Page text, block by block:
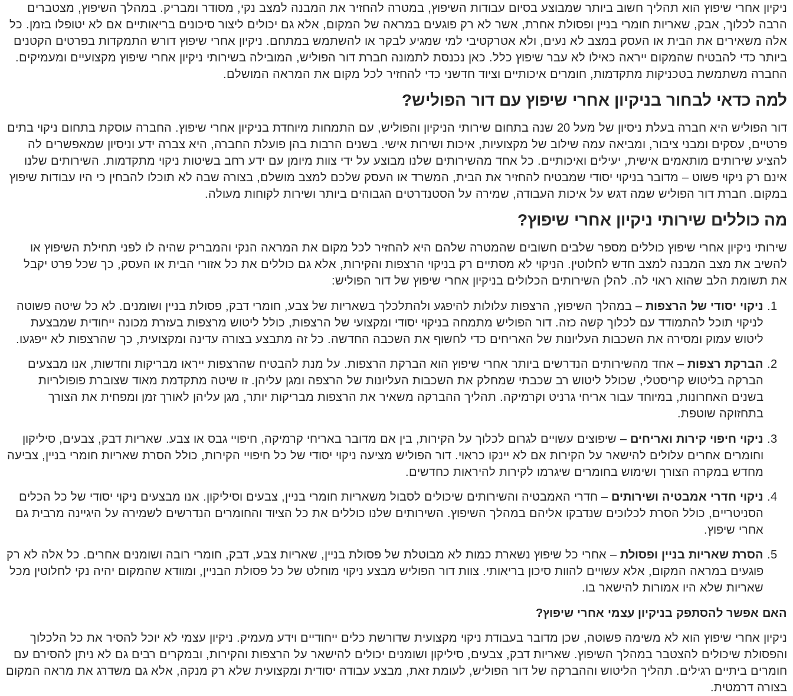
ניקיון אחרי שיפוץ הוא תהליך חשוב ביותר שמבוצע בסיום עבודות השיפוץ, במטרה להחזיר את המבנה למצב נקי, מסודר ומבריק. במהלך השיפוץ, מצטברים
הרבה לכלוך, אבק, שאריות חומרי בניין ופסולת אחרת, אשר לא רק פוגעים במראה של המקום, אלא גם יכולים ליצור סיכונים בריאותיים אם לא יטופלו בזמן. כל
אלה משאירים את הבית או העסק במצב לא נעים, ולא אטרקטיבי למי שמגיע לבקר או להשתמש במתחם. ניקיון אחרי שיפוץ דורש התמקדות בפרטים הקטנים
ביותר כדי להבטיח שהמקום ייראה כאילו לא עבר שיפוץ כלל. כאן נכנסת לתמונה חברת דור הפוליש, המובילה בשירותי ניקיון אחרי שיפוץ מקצועיים ומעמיקים.
החברה משתמשת בטכניקות מתקדמות, חומרים איכותיים וציוד חדשני כדי להחזיר לכל מקום את המראה המושלם.
למה כדאי לבחור בניקיון אחרי שיפוץ עם דור הפוליש?
דור הפוליש היא חברה בעלת ניסיון של מעל 20 שנה בתחום שירותי הניקיון והפוליש, עם התמחות מיוחדת בניקיון אחרי שיפוץ. החברה עוסקת בתחום ניקוי בתים
פרטיים, עסקים ומבני ציבור, ומביאה עמה שילוב של מקצועיות, איכות ושירות אישי. בשנים הרבות בהן פועלת החברה, היא צברה ידע וניסיון שמאפשרים לה
להציע שירותים מותאמים אישית, יעילים ואיכותיים. כל אחד מהשירותים שלנו מבוצע על ידי צוות מיומן עם ידע רחב בשיטות ניקוי מתקדמות. השירותים שלנו
אינם רק ניקוי פשוט – מדובר בניקוי יסודי שמבטיח להחזיר את הבית, המשרד או העסק שלכם למצב מושלם, בצורה שבה לא תוכלו להבחין כי היו עבודות שיפוץ
במקום. חברת דור הפוליש שמה דגש על איכות העבודה, שמירה על הסטנדרטים הגבוהים ביותר ושירות לקוחות מעולה.
מה כוללים שירותי ניקיון אחרי שיפוץ?
שירותי ניקיון אחרי שיפוץ כוללים מספר שלבים חשובים שהמטרה שלהם היא להחזיר לכל מקום את המראה הנקי והמבריק שהיה לו לפני תחילת השיפוץ או
להשיב את מצב המבנה למצב חדש לחלוטין. הניקוי לא מסתיים רק בניקוי הרצפות והקירות, אלא גם כוללים את כל אזורי הבית או העסק, כך שכל פרט יקבל
את תשומת הלב שהוא ראוי לה. להלן השירותים הכלולים בניקיון אחרי שיפוץ של דור הפוליש:
ניקוי יסודי של הרצפות – במהלך השיפוץ, הרצפות עלולות להיפגע ולהתלכלך בשאריות של צבע, חומרי דבק, פסולת בניין ושומנים. לא כל שיטה פשוטה
לניקוי תוכל להתמודד עם לכלוך קשה כזה. דור הפוליש מתמחה בניקוי יסודי ומקצועי של הרצפות, כולל ליטוש מרצפות בעזרת מכונה ייחודית שמבצעת
ליטוש עמוק ומסירה את השכבות העליונות של האריחים כדי לחשוף את השכבה החדשה. כל זה מתבצע בצורה עדינה ומקצועית, כך שהרצפות לא ייפגעו.
הברקת רצפות – אחד מהשירותים הנדרשים ביותר אחרי שיפוץ הוא הברקת הרצפות. על מנת להבטיח שהרצפות ייראו מבריקות וחדשות, אנו מבצעים
הברקה בליטוש קריסטלי, שכולל ליטוש רב שכבתי שמחלק את השכבות העליונות של הרצפה ומגן עליהן. זו שיטה מתקדמת מאוד שצוברת פופולריות
בשנים האחרונות, במיוחד עבור אריחי גרניט וקרמיקה. תהליך ההברקה משאיר את הרצפות מבריקות יותר, מגן עליהן לאורך זמן ומפחית את הצורך
בתחזוקה שוטפת.
ניקוי חיפוי קירות ואריחים – שיפוצים עשויים לגרום לכלוך על הקירות, בין אם מדובר באריחי קרמיקה, חיפויי גבס או צבע. שאריות דבק, צבעים, סיליקון
וחומרים אחרים עלולים להישאר על הקירות אם לא יינקו כראוי. דור הפוליש מציעה ניקוי יסודי של כל חיפויי הקירות, כולל הסרת שאריות חומרי בניין, צביעה
מחדש במקרה הצורך ושימוש בחומרים שיגרמו לקירות להיראות כחדשים.
ניקוי חדרי אמבטיה ושירותים – חדרי האמבטיה והשירותים שיכולים לסבול משאריות חומרי בניין, צבעים וסיליקון. אנו מבצעים ניקוי יסודי של כל הכלים
הסניטריים, כולל הסרת לכלוכים שנדבקו אליהם במהלך השיפוץ. השירותים שלנו כוללים את כל הציוד והחומרים הנדרשים לשמירה על היגיינה מרבית גם
אחרי שיפוץ.
הסרת שאריות בניין ופסולת – אחרי כל שיפוץ נשארת כמות לא מבוטלת של פסולת בניין, שאריות צבע, דבק, חומרי רובה ושומנים אחרים. כל אלה לא רק
פוגעים במראה המקום, אלא עשויים להוות סיכון בריאותי. צוות דור הפוליש מבצע ניקוי מוחלט של כל פסולת הבניין, ומוודא שהמקום יהיה נקי לחלוטין מכל
שאריות שלא היו אמורות להישאר בו.
האם אפשר להסתפק בניקיון עצמי אחרי שיפוץ?
ניקיון אחרי שיפוץ הוא לא משימה פשוטה, שכן מדובר בעבודת ניקוי מקצועית שדורשת כלים ייחודיים וידע מעמיק. ניקיון עצמי לא יוכל להסיר את כל הלכלוך
והפסולת שיכולים להצטבר במהלך השיפוץ. שאריות דבק, צבעים, סיליקון ושומנים יכולים להישאר על הרצפות והקירות, ובמקרים רבים גם לא ניתן להסירם עם
חומרים ביתיים רגילים. תהליך הליטוש וההברקה של דור הפוליש, לעומת זאת, מבצע עבודה יסודית ומקצועית שלא רק מנקה, אלא גם משדרג את מראה המקום
בצורה דרמטית.